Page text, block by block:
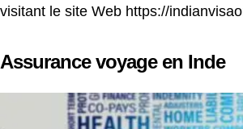
visitant le site Web https://
Assurance voyage en Inde